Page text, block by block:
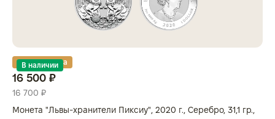
Золотая карта
В наличии
16 500 ₽
16 700 ₽
Монета "Львы-хранители Пиксиу", 2020 г., Серебро, 31,1 гр.,